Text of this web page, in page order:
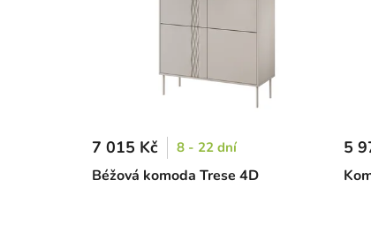
Béžová komoda Trese 4D
7 015 Kč 8 - 22 dní 5